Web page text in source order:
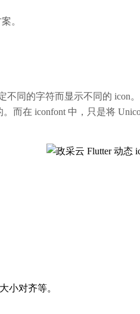
。
同的字符而显示不同的
而在 iconfont 中，只是将
小对齐等。